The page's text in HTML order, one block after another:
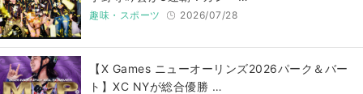
趣味・スポーツ 2026/07/28
【X Games ニューオーリンズ2026パーク＆バー
ト】XC NYが総合優勝 …